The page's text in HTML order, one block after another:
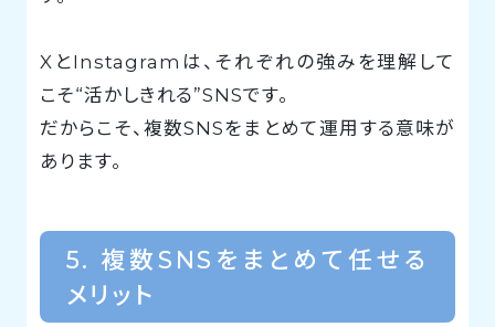
XとInstagramは、それぞれの強みを理解して
こそ“活かしきれる”SNSです。
だからこそ、複数SNSをまとめて運用する意味が
あります。
5. 複数SNSをまとめて任せる
メリット